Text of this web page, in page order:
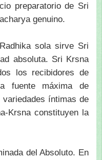
preparatorio de Sri
genuino.
sola sirve Sri
absoluta. Sri Krsna
los recibidores de
fuente máxima de
íntimas de
Krsna constituyen la
del Absoluto. En